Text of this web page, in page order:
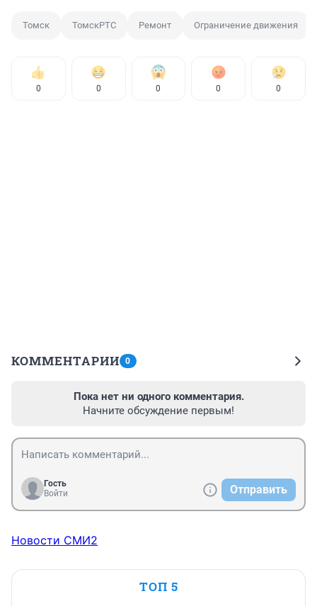
Томск ТомскРТС Ремонт Ограничение движения
0 0 0 0 0
КОММЕНТАРИИ 0
Пока нет ни одного комментария.
Начните обсуждение первым!
Гость
Войти
Отправить
Новости СМИ2
ТОП 5